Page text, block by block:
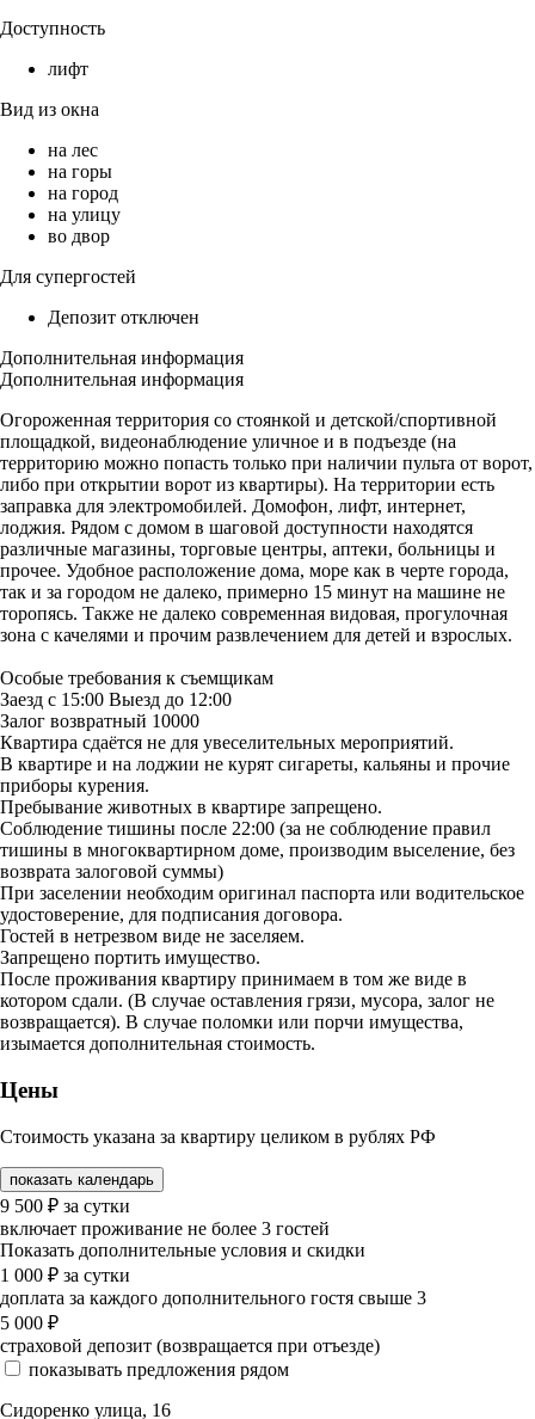
Доступность
лифт
Вид из окна
на лес
на горы
на город
на улицу
во двор
Для супергостей
Депозит отключен
Дополнительная информация
Дополнительная информация
Огороженная территория со стоянкой и детской/спортивной
площадкой, видеонаблюдение уличное и в подъезде (на
территорию можно попасть только при наличии пульта от ворот,
либо при открытии ворот из квартиры). На территории есть
заправка для электромобилей. Домофон, лифт, интернет,
лоджия. Рядом с домом в шаговой доступности находятся
различные магазины, торговые центры, аптеки, больницы и
прочее. Удобное расположение дома, море как в черте города,
так и за городом не далеко, примерно 15 минут на машине не
торопясь. Также не далеко современная видовая, прогулочная
зона с качелями и прочим развлечением для детей и взрослых.
Особые требования к съемщикам
Заезд с 15:00 Выезд до 12:00
Залог возвратный 10000
Квартира сдаётся не для увеселительных мероприятий.
В квартире и на лоджии не курят сигареты, кальяны и прочие
приборы курения.
Пребывание животных в квартире запрещено.
Соблюдение тишины после 22:00 (за не соблюдение правил
тишины в многоквартирном доме, производим выселение, без
возврата залоговой суммы)
При заселении необходим оригинал паспорта или водительское
удостоверение, для подписания договора.
Гостей в нетрезвом виде не заселяем.
Запрещено портить имущество.
После проживания квартиру принимаем в том же виде в
котором сдали. (В случае оставления грязи, мусора, залог не
возвращается). В случае поломки или порчи имущества,
изымается дополнительная стоимость.
Цены
Стоимость указана за квартиру целиком в рублях РФ
показать календарь
9 500 ₽ за сутки
включает проживание не более 3 гостей
Показать дополнительные условия и скидки
1 000 ₽ за сутки
доплата за каждого дополнительного гостя свыше 3
5 000 ₽
страховой депозит (возвращается при отъезде)
показывать предложения рядом
Сидоренко улица, 16